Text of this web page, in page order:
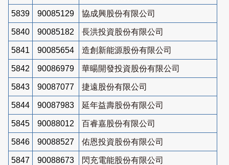
5839 90085129 協成興股份有限公司
5840 90085182 長洪投資股份有限公司
5841 90085654 造創新能源股份有限公司
5842 90086979 華暘開發投資股份有限公司
5843 90087077 捷遠股份有限公司
5844 90087983 延年益壽股份有限公司
5845 90088012 百睿嘉股份有限公司
5846 90088527 佑恩投資股份有限公司
5847 90088673 閃充電能股份有限公司